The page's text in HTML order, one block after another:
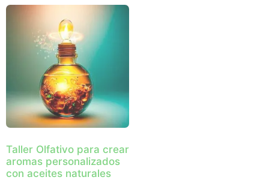
Taller Olfativo para crear
aromas personalizados
con aceites naturales